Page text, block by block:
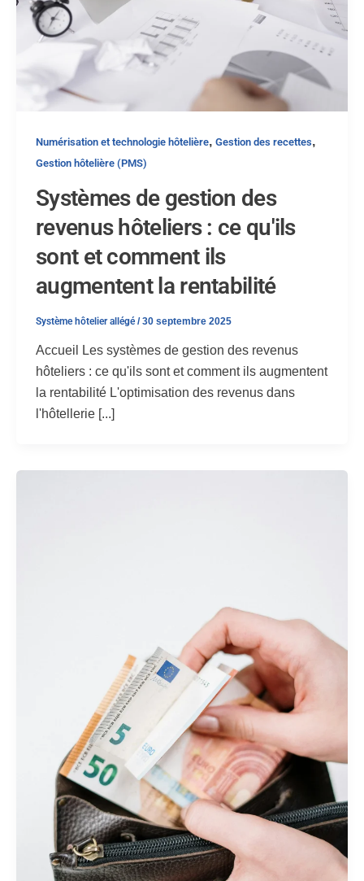
Numérisation et technologie hôtelière, Gestion des recettes,
Gestion hôtelière (PMS)
Systèmes de gestion des
revenus hôteliers : ce qu'ils
sont et comment ils
augmentent la rentabilité
Système hôtelier allégé /30 septembre 2025
Accueil Les systèmes de gestion des revenus
hôteliers : ce qu'ils sont et comment ils augmentent
la rentabilité L'optimisation des revenus dans
l'hôtellerie [...]